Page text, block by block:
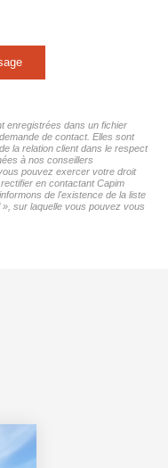
enregistrées dans un fichier
de contact. Elles sont
la relation client dans le respect
à nos conseillers
pouvez exercer votre droit
en contactant Capim
de l'existence de la liste
sur laquelle vous pouvez vous